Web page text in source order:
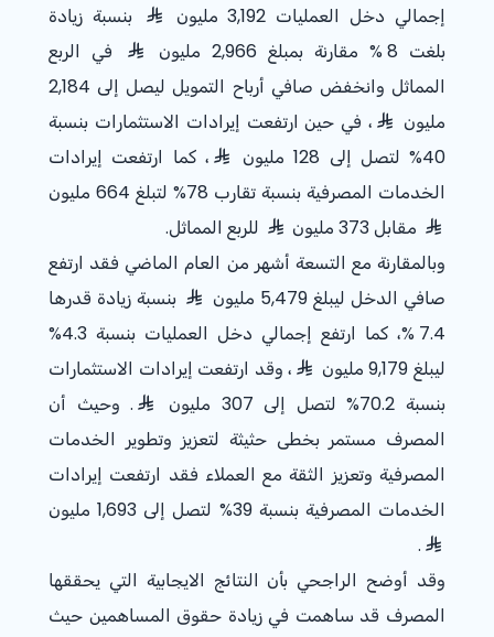
إجمالي دخل العمليات 3,192 مليون
بنسبة زيادة
بلغت % 8 مقارنة بمبلغ 2,966 مليون
في الربع
المماثل وانخفض صافي أرباح التمويل ليصل إلى 2,184
مليون
، في حين ارتفعت إيرادات الاستثمارات بنسبة
%40 لتصل إلى 128 مليون
، كما ارتفعت إيرادات
الخدمات المصرفية بنسبة تقارب %78 لتبلغ 664 مليون
مقابل 373 مليون
للربع المماثل.
وبالمقارنة مع التسعة أشهر من العام الماضي فقد ارتفع
صافي الدخل ليبلغ 5,479 مليون
بنسبة زيادة قدرها
% 7.4، كما ارتفع إجمالي دخل العمليات بنسبة %4.3
ليبلغ 9,179 مليون
، وقد ارتفعت إيرادات الاستثمارات
بنسبة %70.2لتصل إلى 307 مليون
. وحيث أن
المصرف مستمر بخطى حثيثة لتعزيز وتطوير الخدمات
المصرفية وتعزيز الثقة مع العملاء فقد ارتفعت إيرادات
الخدمات المصرفية بنسبة%39 لتصل إلى 1,693 مليون
.
وقد أوضح الراجحي بأن النتائج الايجابية التي يحققها
المصرف قد ساهمت في زيادة حقوق المساهمين حيث